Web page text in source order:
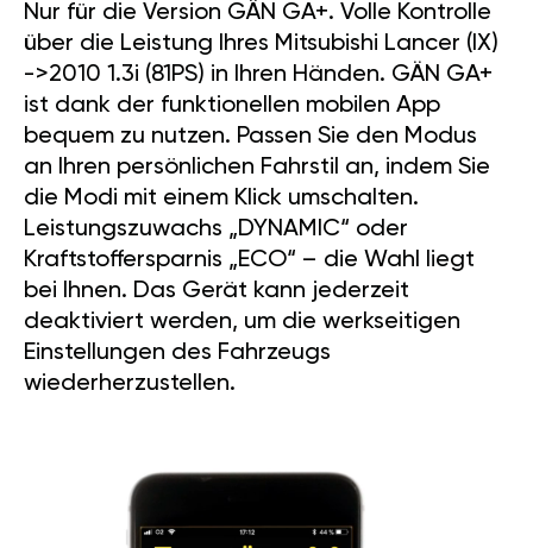
Nur für die Version GÄN GA+. Volle Kontrolle
über die Leistung Ihres Mitsubishi Lancer (IX)
->2010 1.3i (81PS) in Ihren Händen. GÄN GA+
ist dank der funktionellen mobilen App
bequem zu nutzen. Passen Sie den Modus
an Ihren persönlichen Fahrstil an, indem Sie
die Modi mit einem Klick umschalten.
Leistungszuwachs „DYNAMIC“ oder
Kraftstoffersparnis „ECO“ – die Wahl liegt
bei Ihnen. Das Gerät kann jederzeit
deaktiviert werden, um die werkseitigen
Einstellungen des Fahrzeugs
wiederherzustellen.